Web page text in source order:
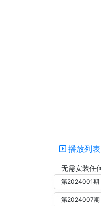
播放列表
无需安装任
第2024001期
第2024007期